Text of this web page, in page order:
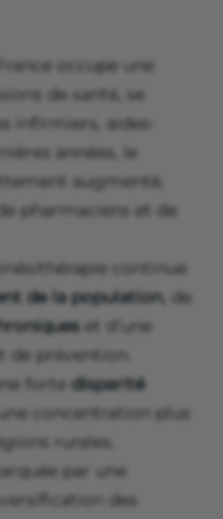
occupe une
de santé, se
infirmiers, aides-
années, le
augmenté,
pharmaciens et de
continue
de la population, de
et d’une
de prévention.
forte disparité
concentration plus
rurales.
par une
des